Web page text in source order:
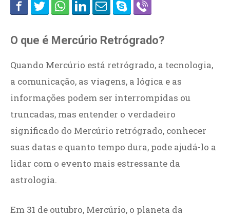
O que é Mercúrio Retrógrado?
Quando Mercúrio está retrógrado, a tecnologia,
a comunicação, as viagens, a lógica e as
informações podem ser interrompidas ou
truncadas, mas entender o verdadeiro
significado do Mercúrio retrógrado, conhecer
suas datas e quanto tempo dura, pode ajudá-lo a
lidar com o evento mais estressante da
astrologia.
Em 31 de outubro, Mercúrio, o planeta da